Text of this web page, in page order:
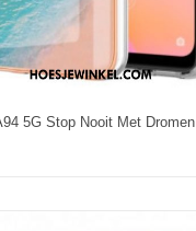
5G Stop Nooit Met Dromen